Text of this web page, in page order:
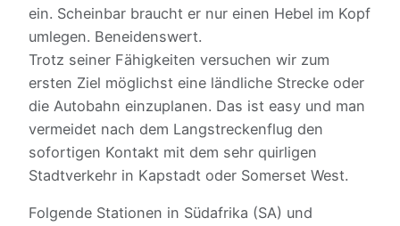
ein. Scheinbar braucht er nur einen Hebel im Kopf
umlegen. Beneidenswert.
Trotz seiner Fähigkeiten versuchen wir zum
ersten Ziel möglichst eine ländliche Strecke oder
die Autobahn einzuplanen. Das ist easy und man
vermeidet nach dem Langstreckenflug den
sofortigen Kontakt mit dem sehr quirligen
Stadtverkehr in Kapstadt oder Somerset West.
Folgende Stationen in Südafrika (SA) und